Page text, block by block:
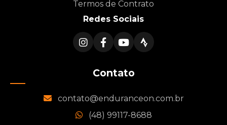
Termos de Contrato
Redes Sociais
Contato
contato@enduranceon.com.br
(48) 99117-8688